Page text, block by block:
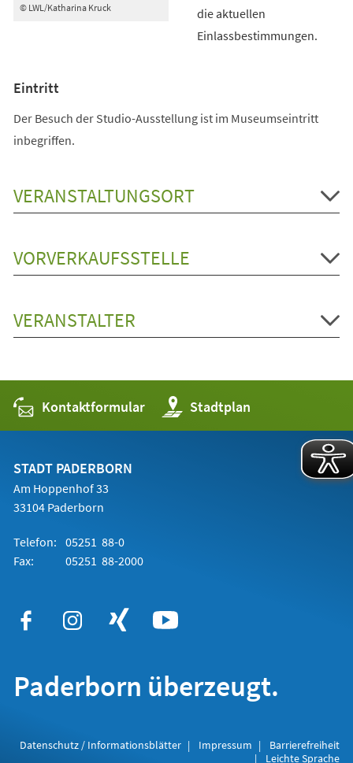
© LWL/Katharina Kruck
die aktuellen
Einlassbestimmungen.
Eintritt
Der Besuch der Studio-Ausstellung ist im Museumseintritt
inbegriffen.
VERANSTALTUNGSORT
VORVERKAUFSSTELLE
VERANSTALTER
Kontaktformular Stadtplan
(Öffnet
in
einem
STADT PADERBORN
Am Hoppenhof 33
33104 Paderborn
Telefon: 05251 88-0
Fax:
05251 88-2000
Paderborn überzeugt.
Datenschutz / Informationsblätter Impressum
Barrierefreiheit
Leichte Sprache